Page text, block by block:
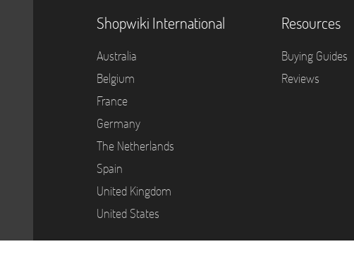
Shopwiki International
Australia
Belgium
France
Germany
The Netherlands
Spain
United Kingdom
United States
Resources
Buying Guides
Reviews